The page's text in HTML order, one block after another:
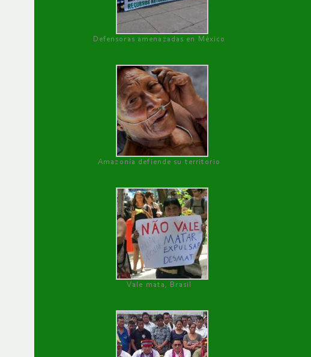
Defensoras amenazadas en México
Amazonía defiende su territorio
Vale mata, Brasil